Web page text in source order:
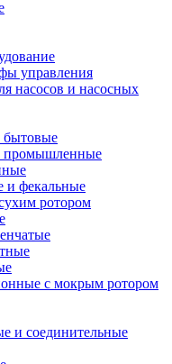
управления
насосов и насосных
бытовые
промышленные
и фекальные
ротором
с мокрым ротором
и соединительные